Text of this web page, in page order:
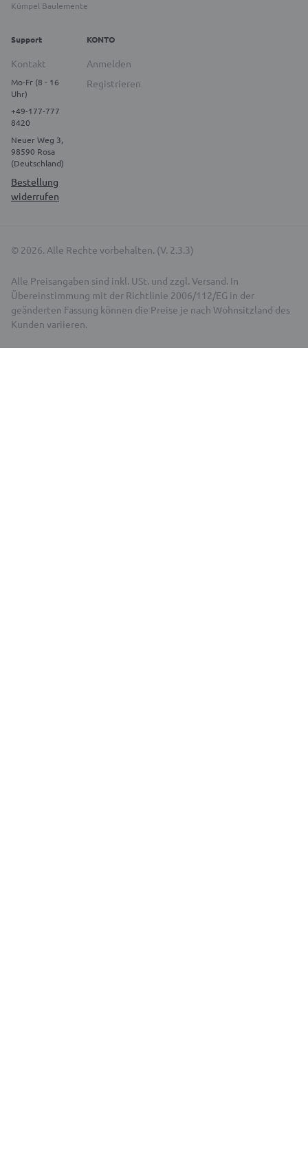
Kümpel Baulemente
Support
Kontakt
Mo-Fr (8 - 16
Uhr)
+49-177-777
8420
Neuer Weg 3,
98590 Rosa
(Deutschland)
Bestellung
widerrufen
KONTO
Anmelden
Registrieren
© 2026. Alle Rechte vorbehalten. (V. 2.3.3)
Alle Preisangaben sind inkl. USt. und zzgl. Versand. In
Übereinstimmung mit der Richtlinie 2006/112/EG in der
geänderten Fassung können die Preise je nach Wohnsitzland des
Kunden variieren.